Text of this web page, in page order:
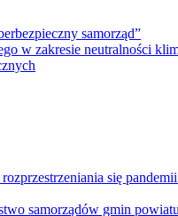
samorząd”
w zakresie neutralności
się
samorządów gmin